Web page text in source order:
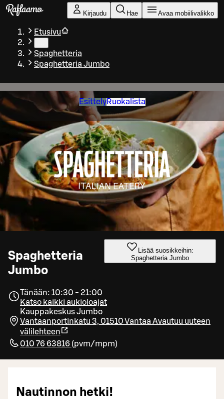
Siirry pääsisältöön
Kirjaudu Hae Avaa mobiilivalikko
Etusivu
Spaghetteria
Spaghetteria Jumbo
EsittelyRuokalista
Spaghetteria
Jumbo
Lisää suosikkeihin:
Spaghetteria Jumbo
Tänään: 10:30 - 21:00
Katso kaikki aukioloajat
Kauppakeskus Jumbo
Vantaanportinkatu 3, 01510 Vantaa Avautuu uuteen
välilehteen
010 76 63816 (pvm/mpm)
Nautinnon hetki!